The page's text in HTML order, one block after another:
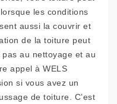
les conditions
aussi la couvrir et
de la toiture peut
au nettoyage et au
appel à WELS
si vous avez un
de toiture. C’est